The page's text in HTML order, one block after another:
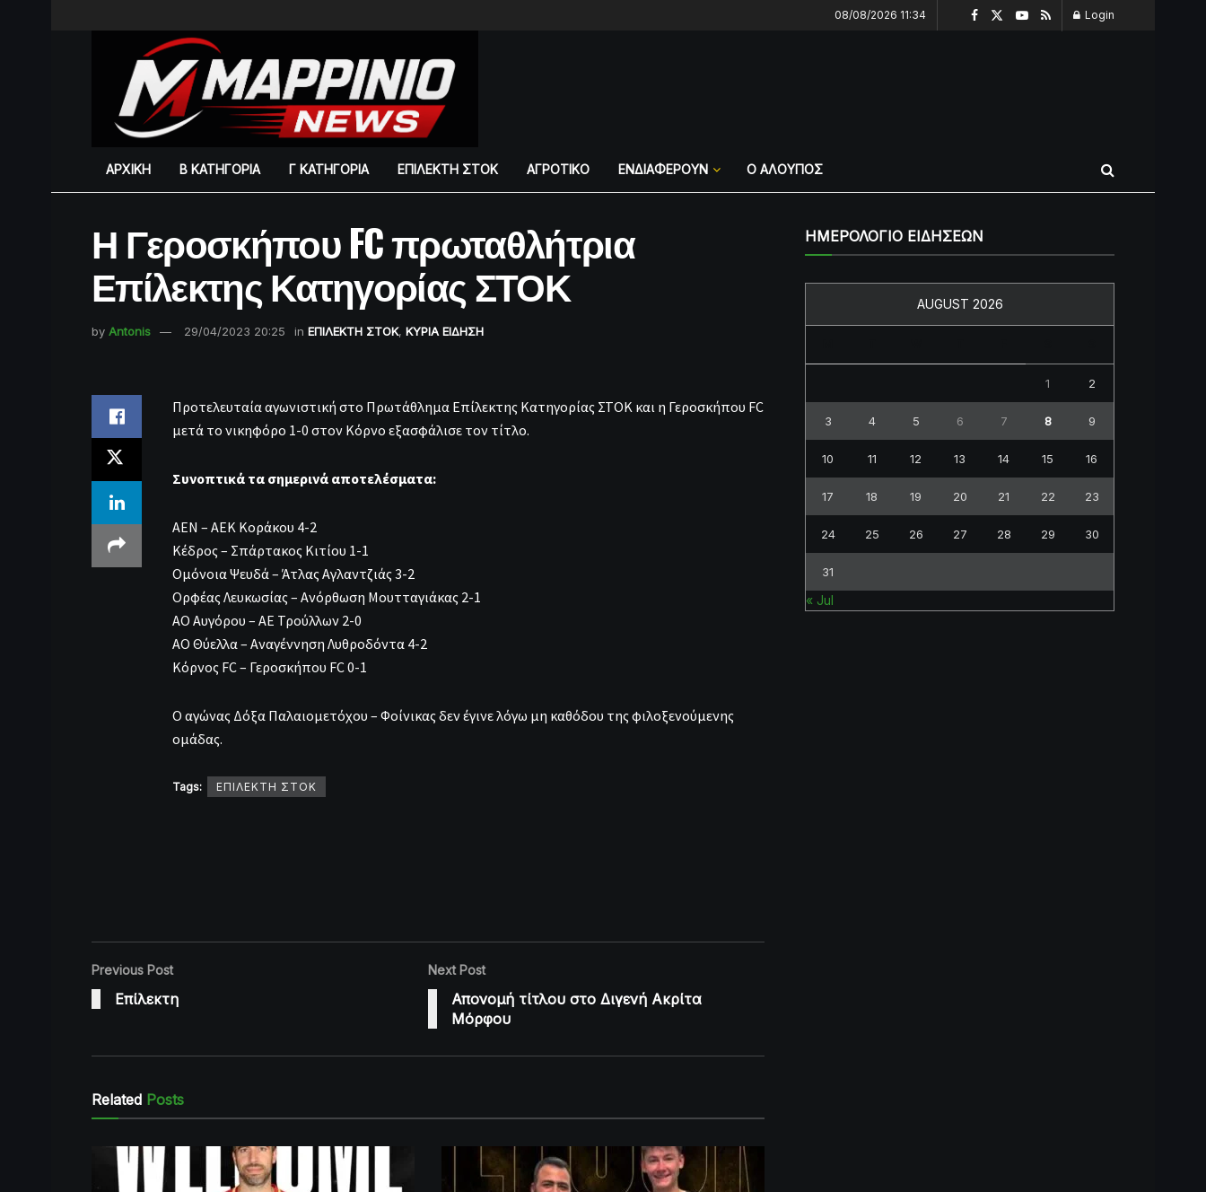
08/08/2026 11:34 Login
ΑΡΧΙΚΗ Β ΚΑΤΗΓΟΡΙΑ Γ ΚΑΤΗΓΟΡΙΑ ΕΠΙΛΕΚΤΗ ΣΤΟΚ ΑΓΡΟΤΙΚΟ ΕΝΔΙΑΦΕΡΟΥΝ Ο ΑΛΟΥΠΟΣ
Η Γεροσκήπου FC πρωταθλήτρια
Επίλεκτης Κατηγορίας ΣΤΟΚ
by Antonis 29/04/2023 20:25 in ΕΠΙΛΕΚΤΗ ΣΤΟΚ, ΚΥΡΙΑ ΕΙΔΗΣΗ
Προτελευταία αγωνιστική στο Πρωτάθλημα Επίλεκτης Κατηγορίας ΣΤΟΚ και η Γεροσκήπου FC
μετά το νικηφόρο 1-0 στον Κόρνο εξασφάλισε τον τίτλο.
Συνοπτικά τα σημερινά αποτελέσματα:
ΑΕΝ – ΑΕΚ Κοράκου 4-2
Κέδρος – Σπάρτακος Κιτίου 1-1
Ομόνοια Ψευδά – Άτλας Αγλαντζιάς 3-2
Ορφέας Λευκωσίας – Ανόρθωση Μουτταγιάκας 2-1
ΑΟ Αυγόρου – ΑΕ Τρούλλων 2-0
ΑΟ Θύελλα – Αναγέννηση Λυθροδόντα 4-2
Κόρνος FC – Γεροσκήπου FC 0-1
Ο αγώνας Δόξα Παλαιομετόχου – Φοίνικας δεν έγινε λόγω μη καθόδου της φιλοξενούμενης
ομάδας.
Tags: ΕΠΙΛΕΚΤΗ ΣΤΟΚ
Previous Post
Επίλεκτη
Next Post
Απονομή τίτλου στο Διγενή Ακρίτα
Μόρφου
Related Posts
ΗΜΕΡΟΛΟΓΙΟ ΕΙΔΗΣΕΩΝ
AUGUST 2026
1 2
3 4 5 6 7 8 9
10 11 12 13 14 15 16
17 18 19 20 21 22 23
24 25 26 27 28 29 30
31
« Jul